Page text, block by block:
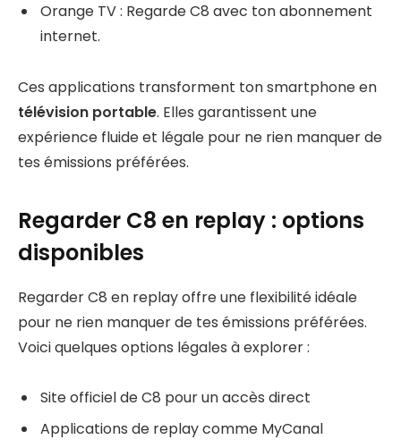
Orange TV : Regarde C8 avec ton abonnement
internet.
Ces applications transforment ton smartphone en
télévision portable. Elles garantissent une
expérience fluide et légale pour ne rien manquer de
tes émissions préférées.
Regarder C8 en replay : options
disponibles
Regarder C8 en replay offre une flexibilité idéale
pour ne rien manquer de tes émissions préférées.
Voici quelques options légales à explorer :
Site officiel de C8 pour un accès direct
Applications de replay comme MyCanal